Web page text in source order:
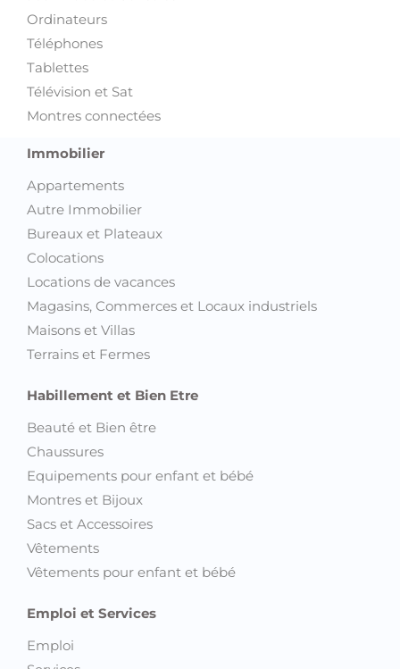
Tablettes
Télévision et Sat
Montres connectées
Immobilier
Autre Immobilier
Bureaux et Plateaux
Colocations
Locations de vacances
Magasins, Commerces et Locaux industriels
Maisons et Villas
Terrains et Fermes
Habillement et Bien Etre
Chaussures
Equipements pour enfant et bébé
Montres et Bijoux
Sacs et Accessoires
Vêtements
Vêtements pour enfant et bébé
Emploi et Services
Services
Autres annonces